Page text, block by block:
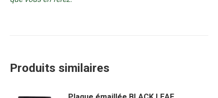
Produits similaires